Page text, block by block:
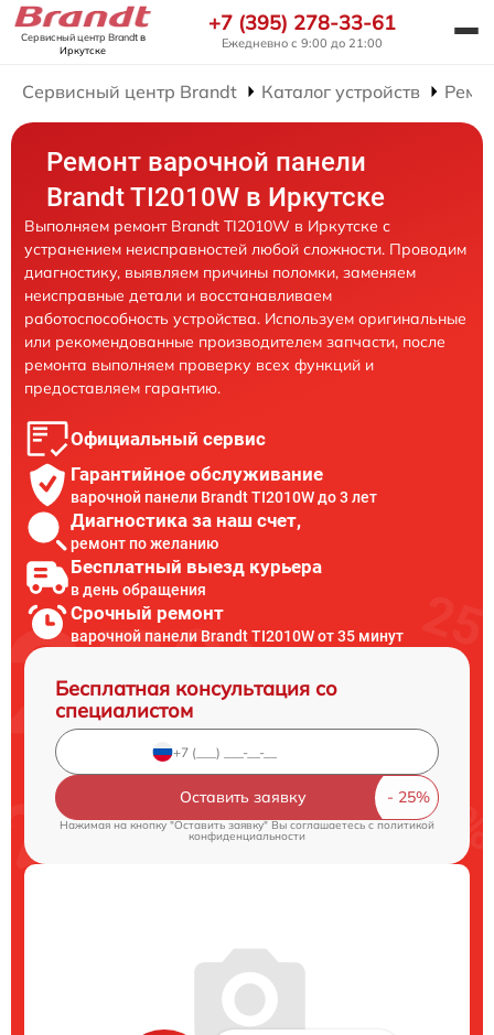
Сервисный центр Brandtв
Иркутске
+7 (395) 278-33-61
Ежедневно с 9:00 до 21:00
Сервисный центр Brandt Каталог устройств
Ремонт варочной панели
Brandt TI2010W в Иркутске
Выполняем ремонт Brandt TI2010W в Иркутске с
устранением неисправностей любой сложности. Проводим
диагностику, выявляем причины поломки, заменяем
неисправные детали и восстанавливаем
работоспособность устройства. Используем оригинальные
или рекомендованные производителем запчасти, после
ремонта выполняем проверку всех функций и
предоставляем гарантию.
Официальный сервис
Гарантийное обслуживание
варочной панели Brandt TI2010W до 3 лет
Диагностика за наш счет,
ремонт по желанию
Бесплатный выезд курьера
в день обращения
Срочный ремонт
варочной панели Brandt TI2010W от 35 минут
Бесплатная консультация со
специалистом
Оставить заявку
Нажимая на кнопку "Оставить заявку" Вы соглашаетесь c политикой
конфиденциальности